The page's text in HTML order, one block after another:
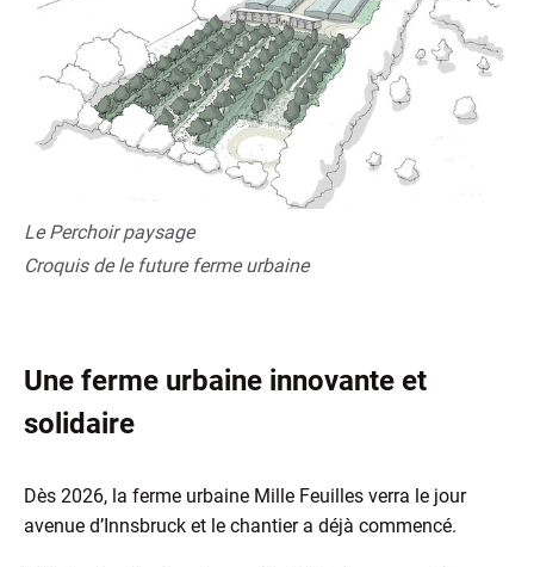
Le Perchoir paysage
Croquis de le future ferme urbaine
Une ferme urbaine innovante et
solidaire
Dès 2026, la ferme urbaine Mille Feuilles verra le jour
avenue d’Innsbruck et le chantier a déjà commencé.